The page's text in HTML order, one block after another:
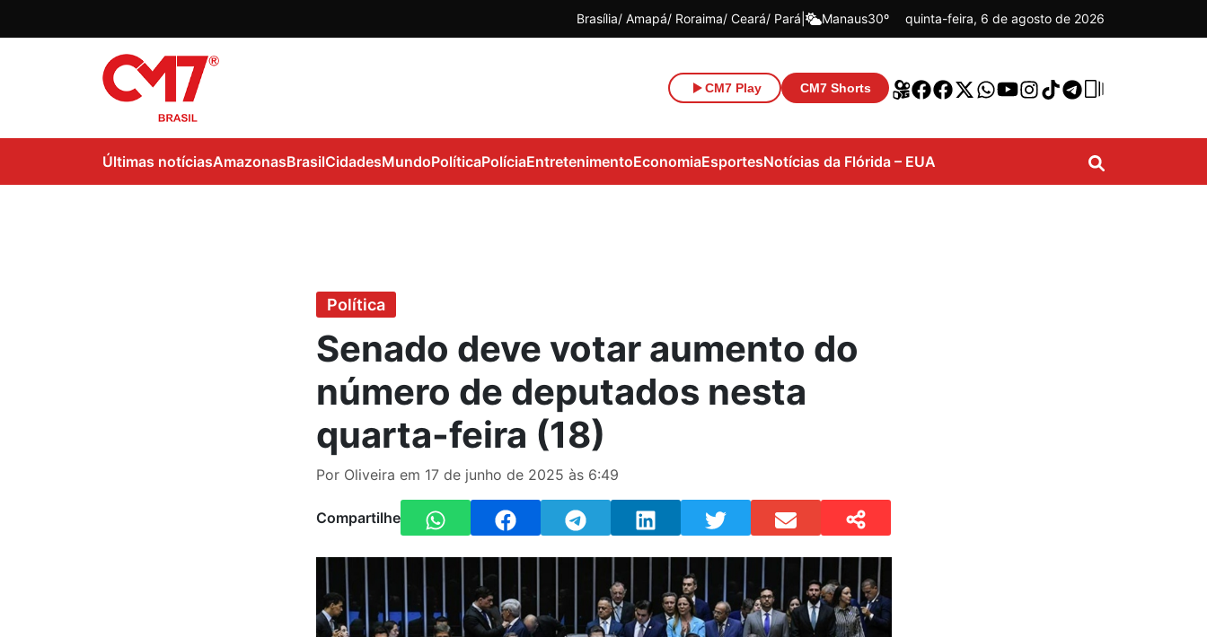
Brasília Amapá Roraima Ceará Pará Manaus30º quinta-feira, 6 de agosto de 2026
CM7 Play CM7 Shorts
Últimas notíciasAmazonasBrasilCidadesMundoPolíticaPolíciaEntretenimentoEconomiaEsportesNotícias da Flórida – EUA
Política
Senado deve votar aumento do
número de deputados nesta
quarta-feira (18)
Por Oliveira em 17 de junho de 2025 às 6:49
Compartilhe